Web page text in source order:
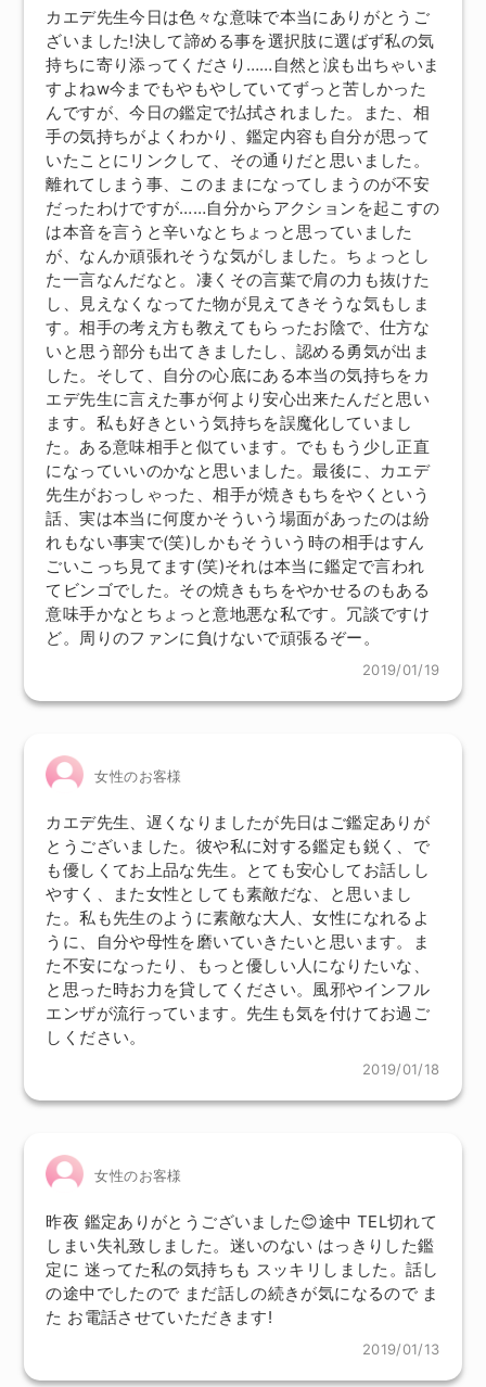
カエデ先生今日は色々な意味で本当にありがとうご
ざいました!決して諦める事を選択肢に選ばず私の気
持ちに寄り添ってくださり……自然と涙も出ちゃいま
すよねw今までもやもやしていてずっと苦しかった
んですが、今日の鑑定で払拭されました。また、相
手の気持ちがよくわかり、鑑定内容も自分が思って
いたことにリンクして、その通りだと思いました。
離れてしまう事、このままになってしまうのが不安
だったわけですが……自分からアクションを起こすの
は本音を言うと辛いなとちょっと思っていました
が、なんか頑張れそうな気がしました。ちょっとし
た一言なんだなと。凄くその言葉で肩の力も抜けた
し、見えなくなってた物が見えてきそうな気もしま
す。相手の考え方も教えてもらったお陰で、仕方な
いと思う部分も出てきましたし、認める勇気が出ま
した。そして、自分の心底にある本当の気持ちをカ
エデ先生に言えた事が何より安心出来たんだと思い
ます。私も好きという気持ちを誤魔化していまし
た。ある意味相手と似ています。でももう少し正直
になっていいのかなと思いました。最後に、カエデ
先生がおっしゃった、相手が焼きもちをやくという
話、実は本当に何度かそういう場面があったのは紛
れもない事実で(笑)しかもそういう時の相手はすん
ごいこっち見てます(笑)それは本当に鑑定で言われ
てビンゴでした。その焼きもちをやかせるのもある
意味手かなとちょっと意地悪な私です。冗談ですけ
ど。周りのファンに負けないで頑張るぞー。
2019/01/19
女性のお客様
カエデ先生、遅くなりましたが先日はご鑑定ありが
とうございました。彼や私に対する鑑定も鋭く、で
も優しくてお上品な先生。とても安心してお話しし
やすく、また女性としても素敵だな、と思いまし
た。私も先生のように素敵な大人、女性になれるよ
うに、自分や母性を磨いていきたいと思います。ま
た不安になったり、もっと優しい人になりたいな、
と思った時お力を貸してください。風邪やインフル
エンザが流行っています。先生も気を付けてお過ご
しください。
2019/01/18
女性のお客様
昨夜 鑑定ありがとうございました😊途中 TEL切れて
しまい失礼致しました。迷いのない はっきりした鑑
定に 迷ってた私の気持ちも スッキリしました。話し
の途中でしたので まだ話しの続きが気になるので ま
た お電話させていただきます!
2019/01/13